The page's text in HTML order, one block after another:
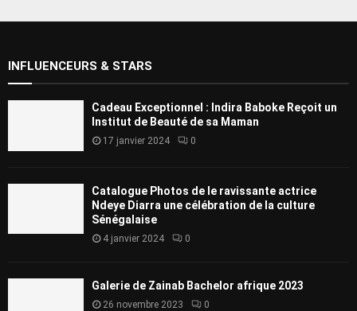
INFLUENCEURS & STARS
Cadeau Exceptionnel : Indira Baboke Reçoit un
Institut de Beauté de sa Maman
17 janvier 2024 0
Catalogue Photos de le ravissante actrice
Ndeye Diarra une célébration de la culture
Sénégalaise
4 janvier 2024 0
Galerie de Zainab Bachelor afrique 2023
26 novembre 2023 0